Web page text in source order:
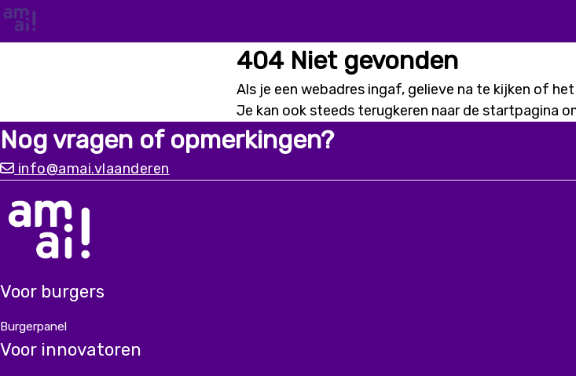
404 Niet gevonden
Als je een webadres ingaf, gelieve na te kijken of
Je kan ook steeds terugkeren naar de startpagina
Nog vragen of opmerkingen?
info@amai.vlaanderen
Voor burgers
Burgerpanel
Voor innovatoren